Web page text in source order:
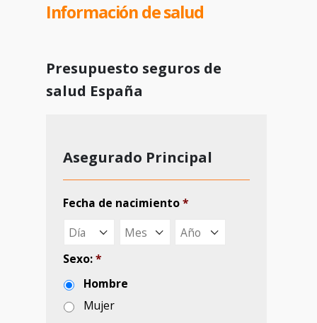
Información de salud
Si
No
Numero de hijos
Sus Datos Personales
Nombre